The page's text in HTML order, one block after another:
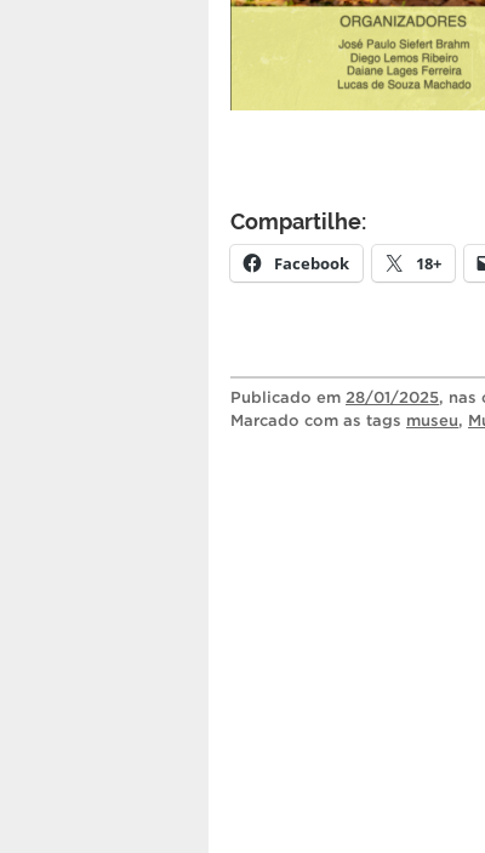
Compartilhe:
Facebook 18+
Publicado em 28/01/2025, nas
Marcado com as tags museu,